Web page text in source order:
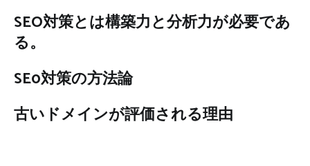
SEO対策とは構築力と分析力が必要であ
る。
SE0対策の方法論
古いドメインが評価される理由